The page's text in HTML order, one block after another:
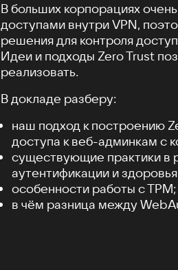
В больших корпорациях
доступами внутри VPN,
решения для контроля
Идеи и подходы Zero Trust
реализовать.
В докладе разберу:
наш подход к построению
доступа к веб-админкам с
существующие практики в
аутентификации и
особенности работы c TPM;
в чём разница между